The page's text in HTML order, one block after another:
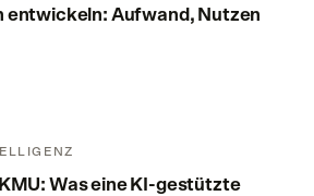
entwickeln: Aufwand, Nutzen
Was eine KI-gestützte